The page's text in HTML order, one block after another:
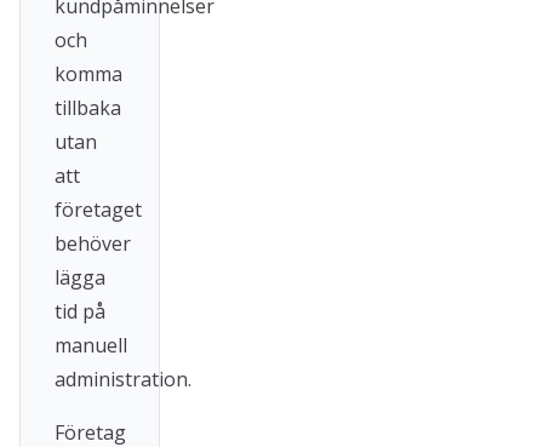
kundpåminnelser
och
komma
tillbaka
utan
att
företaget
behöver
lägga
tid på
manuell
administration.
Företag